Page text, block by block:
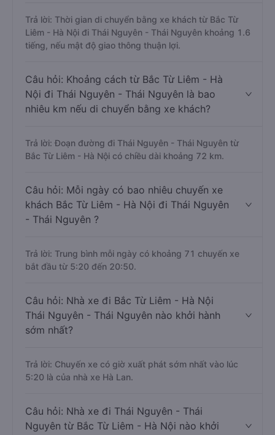
Trả lời: Thời gian di chuyển bằng xe khách từ Bắc Từ
Liêm - Hà Nội đi Thái Nguyên - Thái Nguyên khoảng 1.6
tiếng, nếu mật độ giao thông thuận lợi.
Câu hỏi: Khoảng cách từ Bắc Từ Liêm - Hà
Nội đi Thái Nguyên - Thái Nguyên là bao
nhiêu km nếu di chuyển bằng xe khách?
Trả lời: Đoạn đường đi Thái Nguyên - Thái Nguyên từ
Bắc Từ Liêm - Hà Nội có chiều dài khoảng 72 km.
Câu hỏi: Mỗi ngày có bao nhiêu chuyến xe
khách Bắc Từ Liêm - Hà Nội đi Thái Nguyên
- Thái Nguyên ?
Trả lời: Trung bình mỗi ngày có khoảng 71 chuyến xe
bắt đầu từ 5:20 đến 20:50.
Câu hỏi: Nhà xe đi Bắc Từ Liêm - Hà Nội
Thái Nguyên - Thái Nguyên nào khởi hành
sớm nhất?
Trả lời: Chuyến xe có giờ xuất phát sớm nhất vào lúc
5:20 là của nhà xe Hà Lan.
Câu hỏi: Nhà xe đi Thái Nguyên - Thái
Nguyên từ Bắc Từ Liêm - Hà Nội nào khởi